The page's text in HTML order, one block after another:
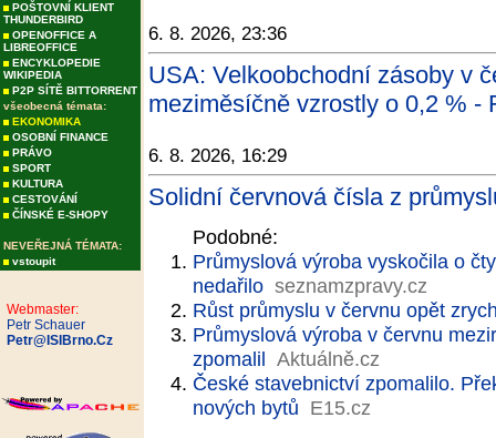
POŠTOVNÍ KLIENT
THUNDERBIRD
OPENOFFICE A
LIBREOFFICE
ENCYKLOPEDIE
WIKIPEDIA
P2P SÍTĚ BITTORRENT
všeobecná témata:
EKONOMIKA
OSOBNÍ FINANCE
PRÁVO
SPORT
KULTURA
CESTOVÁNÍ
ČÍNSKÉ E-SHOPY
NEVEŘEJNÁ TÉMATA:
vstoupit
Webmaster:
Petr Schauer
Petr@ISIBrno.Cz
6. 8. 2026, 23:36
USA: Velkoobchodní zásoby v
meziměsíčně vzrostly o 0,2 % -
6. 8. 2026, 16:29
Solidní červnová čísla z
Podobné:
Průmyslová výroba vyskočila o
nedařilo seznamzpravy.cz
Růst průmyslu v červnu opět
Průmyslová výroba v červnu
zpomalil Aktuálně.cz
České stavebnictví zpomalilo.
nových bytů E15.cz